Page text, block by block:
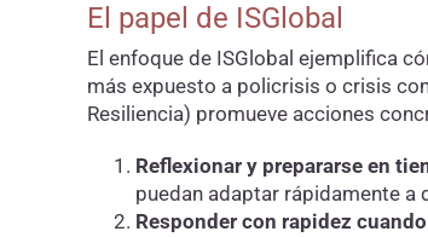
El papel de ISGlobal
El enfoque de ISGlobal ejemplifica
más expuesto a policrisis o crisis
Resiliencia) promueve acciones
Reflexionar y prepararse en
puedan adaptar rápidamente a
Responder con rapidez